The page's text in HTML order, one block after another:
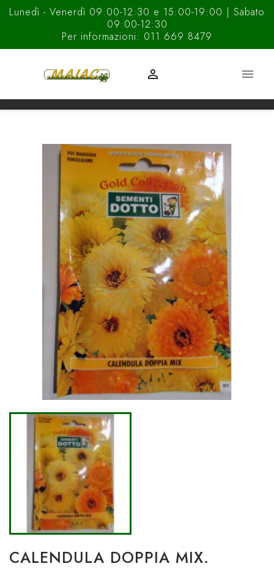
Lunedì - Venerdì 09:00-12:30 e 15:00-19:00 | Sabato
09:00-12:30
Per informazioni: 011 669 8479


CALENDULA DOPPIA MIX.